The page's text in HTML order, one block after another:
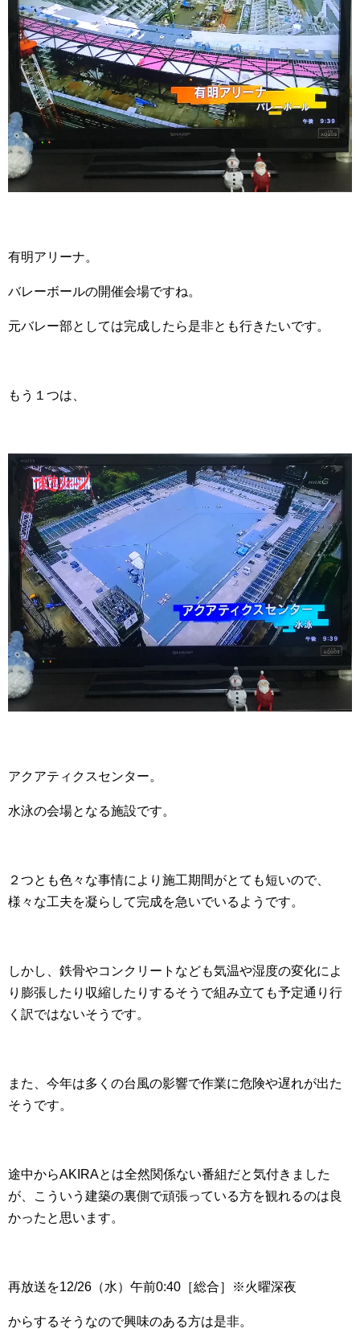
有明アリーナ。
バレーボールの開催会場ですね。
元バレー部としては完成したら是非とも行きたいです。
もう１つは、
アクアティクスセンター。
水泳の会場となる施設です。
２つとも色々な事情により施工期間がとても短いので、
様々な工夫を凝らして完成を急いでいるようです。
しかし、鉄骨やコンクリートなども気温や湿度の変化によ
り膨張したり収縮したりするそうで組み立ても予定通り行
く訳ではないそうです。
また、今年は多くの台風の影響で作業に危険や遅れが出た
そうです。
途中からAKIRAとは全然関係ない番組だと気付きました
が、こういう建築の裏側で頑張っている方を観れるのは良
かったと思います。
再放送を12/26（水）午前0:40［総合］※火曜深夜
からするそうなので興味のある方は是非。